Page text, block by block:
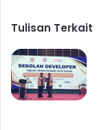
Tulisan Terkait